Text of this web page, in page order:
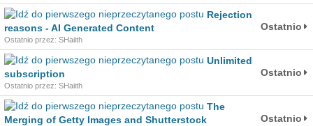
Rejection
reasons - AI Generated Content
Ostatnio przez: SHaiith
Ostatnio
Unlimited
subscription
Ostatnio przez: SHaiith
Ostatnio
The
Merging of Getty Images and Shutterstock
Ostatnio